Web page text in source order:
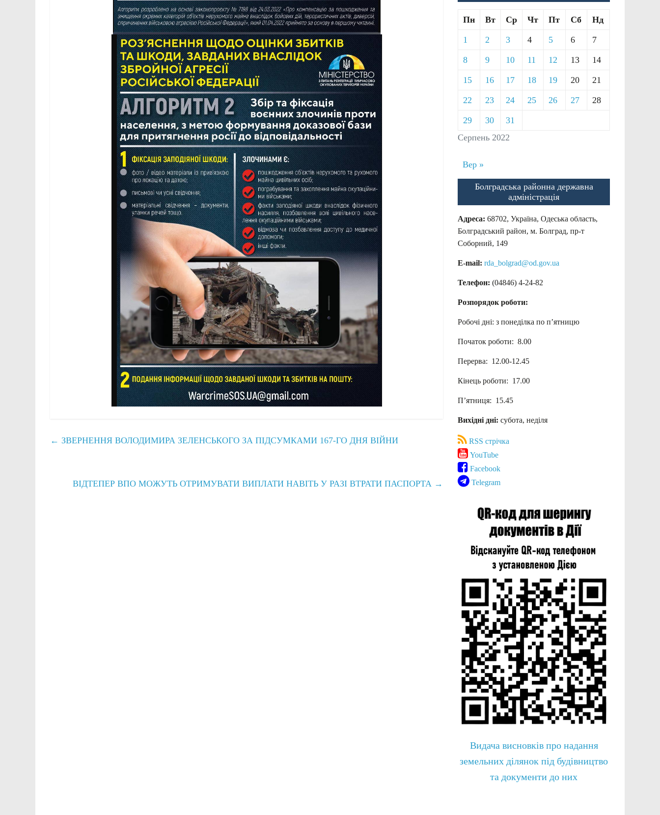
← ЗВЕРНЕННЯ ВОЛОДИМИРА ЗЕЛЕНСЬКОГО ЗА ПІДСУМКАМИ 167-ГО ДНЯ ВІЙНИ
ВІДТЕПЕР ВПО МОЖУТЬ ОТРИМУВАТИ ВИПЛАТИ НАВІТЬ У РАЗІ ВТРАТИ ПАСПОРТА →
Серпень 2022
Пн Вт Ср Чт Пт Сб Нд
1 2 3 4 5 6 7
8 9 10 11 12 13 14
15 16 17 18 19 20 21
22 23 24 25 26 27 28
29 30 31
Вер »
Болградська районна державна
адміністрація
Адреса: 68702, Україна, Одеська область,
Болградський район, м. Болград, пр-т
Соборний, 149
E-mail: rda_bolgrad@od.gov.ua
Телефон: (04846) 4-24-82
Розпорядок роботи:
Робочі дні: з понеділка по п’ятницю
Початок роботи: 8.00
Перерва: 12.00-12.45
Кінець роботи: 17.00
П’ятниця: 15.45
Вихідні дні: субота, неділя
RSS стрічка
YouTube
Facebook
Telegram
Видача висновків про надання
земельних ділянок під будівництво
та документи до них